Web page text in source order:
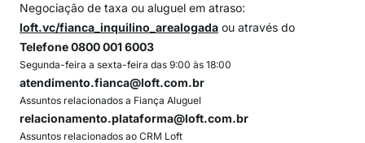
Negociação de taxa ou aluguel em atraso:
loft.vc/fianca_inquilino_arealogada ou através do
Telefone 0800 001 6003
Segunda-feira a sexta-feira das 9:00 às 18:00
atendimento.fianca@loft.com.br
Assuntos relacionados a Fiança Aluguel
relacionamento.plataforma@loft.com.br
Assuntos relacionados ao CRM Loft